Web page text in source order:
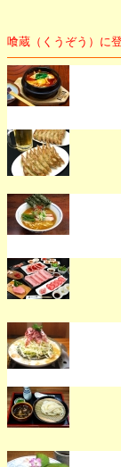
喰蔵（くうぞう）に